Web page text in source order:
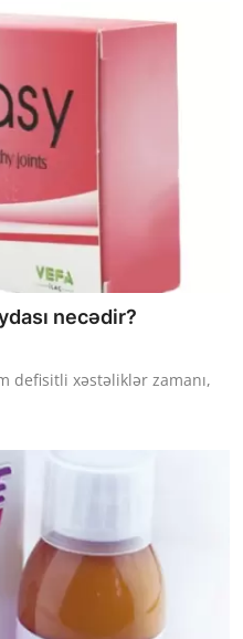
necədir?
defisitli xəstəliklər zamanı,